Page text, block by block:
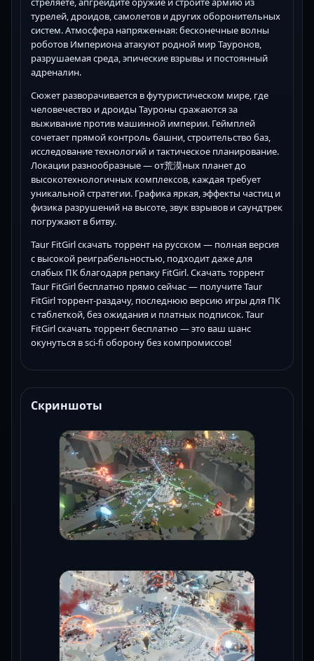
турелей, дроидов, самолетов и других оборонительных
систем. Атмосфера напряженная: бесконечные волны
роботов Империона атакуют родной мир Тауронов,
разрушаемая среда, эпические взрывы и постоянный
адреналин.
Сюжет разворачивается в футуристическом мире, где
человечество и дроиды Тауроны сражаются за
выживание против машинной империи. Геймплей
сочетает прямой контроль башни, строительство баз,
исследование технологий и тактическое планирование.
Локации разнообразные — от荒漠ных планет до
высокотехнологичных комплексов, каждая требует
уникальной стратегии. Графика яркая, эффекты частиц и
физика разрушений на высоте, звук взрывов и саундтрек
погружают в битву.
Taur FitGirl скачать торрент на русском — полная версия
с высокой реиграбельностью, подходит даже для
слабых ПК благодаря репаку FitGirl. Скачать торрент
Taur FitGirl бесплатно прямо сейчас — получите Taur
FitGirl торрент-раздачу, последнюю версию игры для ПК
с таблеткой, без ожидания и платных подписок. Taur
FitGirl скачать торрент бесплатно — это ваш шанс
окунуться в sci-fi оборону без компромиссов!
Скриншоты